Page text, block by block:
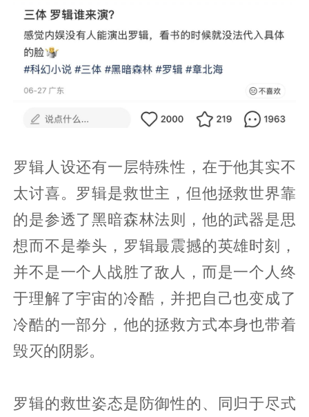
罗辑人设还有一层特殊性，在于他其实不
太讨喜。罗辑是救世主，但他拯救世界靠
的是参透了黑暗森林法则，他的武器是思
想而不是拳头，罗辑最震撼的英雄时刻，
并不是一个人战胜了敌人，而是一个人终
于理解了宇宙的冷酷，并把自己也变成了
冷酷的一部分，他的拯救方式本身也带着
毁灭的阴影。
罗辑的救世姿态是防御性的、同归于尽式